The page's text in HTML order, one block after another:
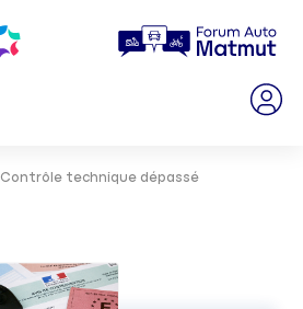
Contrôle technique dépassé